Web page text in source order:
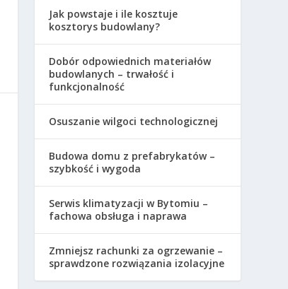
Jak powstaje i ile kosztuje
kosztorys budowlany?
Dobór odpowiednich materiałów
budowlanych – trwałość i
funkcjonalność
Osuszanie wilgoci technologicznej
Budowa domu z prefabrykatów –
szybkość i wygoda
Serwis klimatyzacji w Bytomiu –
fachowa obsługa i naprawa
Zmniejsz rachunki za ogrzewanie –
sprawdzone rozwiązania izolacyjne